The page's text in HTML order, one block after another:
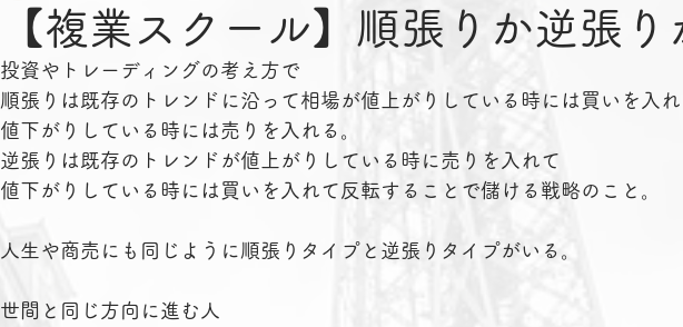
【複業スクール】順張りか逆張り
投資やトレーディングの考え方で
順張りは既存のトレンドに沿って相場が値上がりしている時には買いを入
値下がりしている時には売りを入れる。
逆張りは既存のトレンドが値上がりしている時に売りを入れて
値下がりしている時には買いを入れて反転することで儲ける戦略のこと。
人生や商売にも同じように順張りタイプと逆張りタイプがいる。
世間と同じ方向に進む人